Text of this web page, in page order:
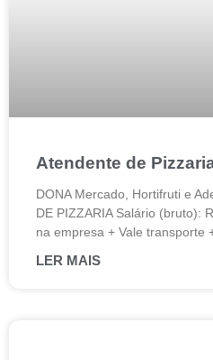
Atendente de
DONA Mercado, Hortifruti e
DE PIZZARIA Salário (bruto):
na empresa + Vale transporte
LER MAIS